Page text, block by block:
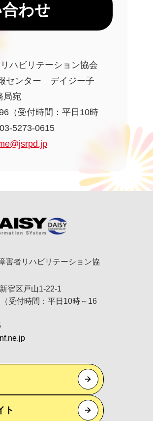
わせ
ハビリテーション協会
センター デイジー子
局宛
（受付時間：平日10時
5273-0615
害者リハビリテーション協
宿区戸山1-22-1
受付時間：平日10時～16
ト